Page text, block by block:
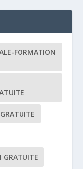
FORMATION
GRATUITE